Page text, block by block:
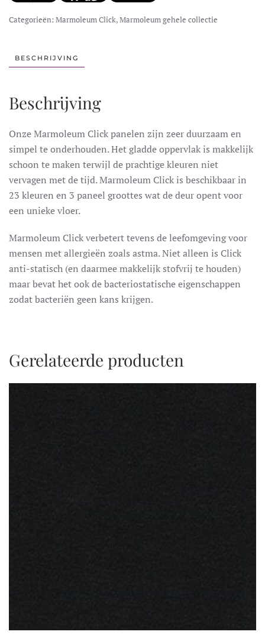
Categorieën: Marmoleum Click,Marmoleum gehele collectie
BESCHRIJVING
Beschrijving
Onze Marmoleum Click panelen zijn zeer duurzaam en
simpel te onderhouden. Het gladde oppervlak is makkelijk
schoon te maken terwijl de prachtige kleuren niet
vervagen met de tijd. Marmoleum Click is beschikbaar in
23 kleuren en 3 paneel groottes wat de deur opent voor
een unieke vloer.
Marmoleum Click verbetert tevens de leefomgeving voor
mensen met allergieën zoals astma. Niet alleen is Click
anti-statisch (en daarmee makkelijk stofvrij te houden)
maar bevat het ook de bacteriostatische eigenschappen
zodat bacteriën geen kans krijgen.
Gerelateerde producten